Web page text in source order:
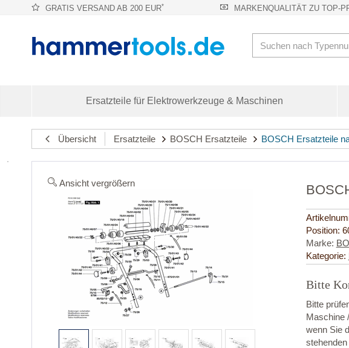
GRATIS VERSAND AB 200 EUR* MARKENQUALITÄT ZU TOP-
Ersatzteile für Elektrowerkzeuge & Maschinen
Übersicht Ersatzteile BOSCH Ersatzteile BOSCH Ersatzteile
Ansicht vergrößern
Position:
Marke:
Kategorie:
Bitte
Bitte
Maschine
wenn Sie